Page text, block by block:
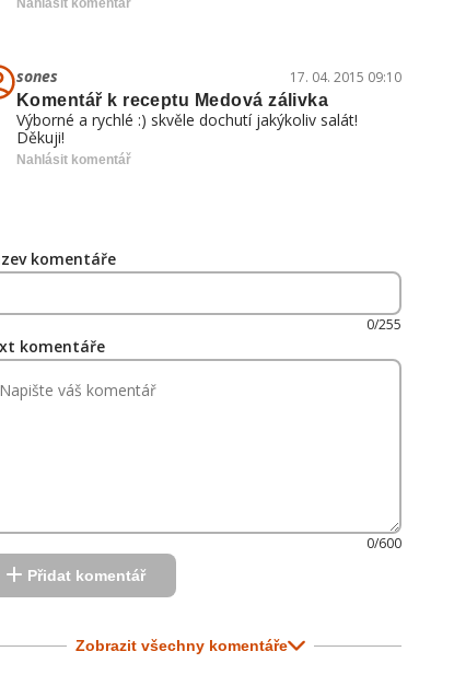
Nahlásit komentář
sones
17. 04. 2015 09:10
Komentář k receptu Medová zálivka
Výborné a rychlé :) skvěle dochutí jakýkoliv salát!
Děkuji!
Nahlásit komentář
komentáře
0/255
komentáře
0/600
Přidat komentář
Zobrazit všechny komentáře